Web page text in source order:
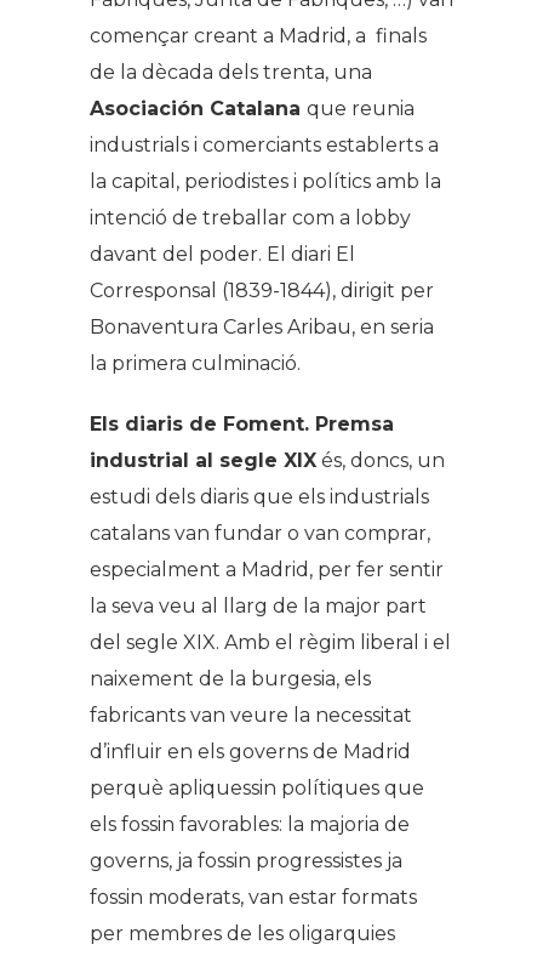
començar creant a Madrid, a finals
de la dècada dels trenta, una
Asociación Catalana que reunia
industrials i comerciants establerts a
la capital, periodistes i polítics amb la
intenció de treballar com a lobby
davant del poder. El diari El
Corresponsal (1839-1844), dirigit per
Bonaventura Carles Aribau, en seria
la primera culminació.
Els diaris de Foment. Premsa
industrial al segle XIX és, doncs, un
estudi dels diaris que els industrials
catalans van fundar o van comprar,
especialment a Madrid, per fer sentir
la seva veu al llarg de la major part
del segle XIX. Amb el règim liberal i el
naixement de la burgesia, els
fabricants van veure la necessitat
d’influir en els governs de Madrid
perquè apliquessin polítiques que
els fossin favorables: la majoria de
governs, ja fossin progressistes ja
fossin moderats, van estar formats
per membres de les oligarquies